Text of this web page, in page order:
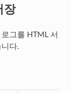
장
그를 HTML 서
다.